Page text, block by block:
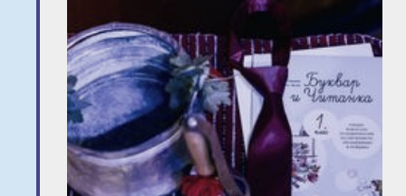
Telephelyeink
Pedagógusaink
Szülői
munkaközösség
Dokumentumok
Naptár